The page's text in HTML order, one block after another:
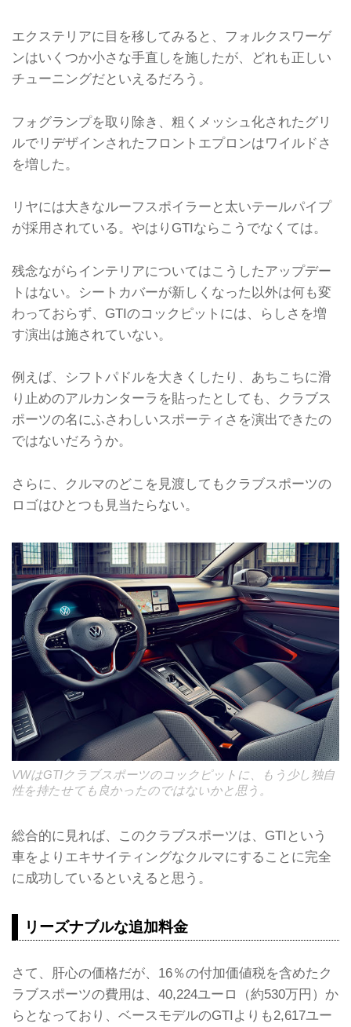
エクステリアに目を移してみると、フォルクスワーゲ
ンはいくつか小さな手直しを施したが、どれも正しい
チューニングだといえるだろう。
フォグランプを取り除き、粗くメッシュ化されたグリ
ルでリデザインされたフロントエプロンはワイルドさ
を増した。
リヤには大きなルーフスポイラーと太いテールパイプ
が採用されている。やはりGTIならこうでなくては。
残念ながらインテリアについてはこうしたアップデー
トはない。シートカバーが新しくなった以外は何も変
わっておらず、GTIのコックピットには、らしさを増
す演出は施されていない。
例えば、シフトパドルを大きくしたり、あちこちに滑
り止めのアルカンターラを貼ったとしても、クラブス
ポーツの名にふさわしいスポーティさを演出できたの
ではないだろうか。
さらに、クルマのどこを見渡してもクラブスポーツの
ロゴはひとつも見当たらない。
VWはGTIクラブスポーツのコックピットに、もう少し独自
性を持たせても良かったのではないかと思う。
総合的に見れば、このクラブスポーツは、GTIという
車をよりエキサイティングなクルマにすることに完全
に成功しているといえると思う。
リーズナブルな追加料金
さて、肝心の価格だが、16％の付加価値税を含めたク
ラブスポーツの費用は、40,224ユーロ（約530万円）か
らとなっており、ベースモデルのGTIよりも2,617ユー